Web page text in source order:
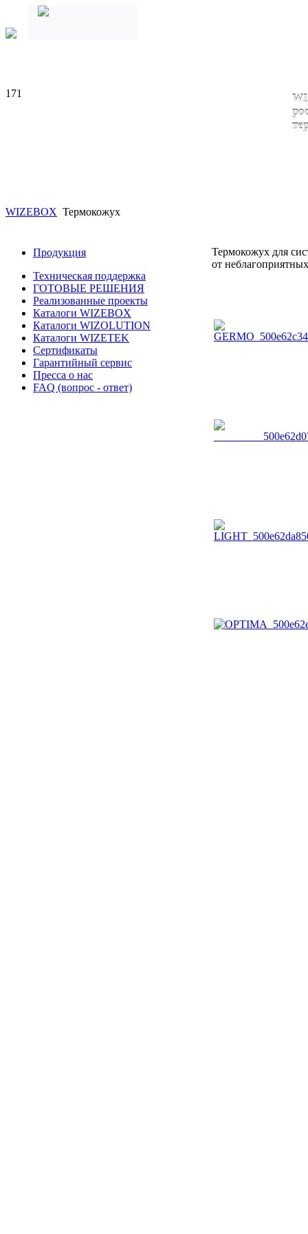
171
WIZEBOX Термокожух
Продукция
Техническая поддержка
ГОТОВЫЕ РЕШЕНИЯ
Реализованные проекты
Каталоги WIZEBOX
Каталоги WIZOLUTION
Каталоги WIZETEK
Сертификаты
Гарантийный сервис
Пресса о нас
FAQ (вопрос - ответ)
Термокожух для
от